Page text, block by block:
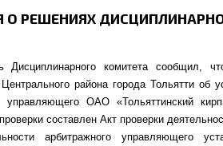
РЕШЕНИЯХ
Дисциплинарного комитета сообщил,
района города Тольятти об
управляющего ОАО «Тольяттинский
составлен Акт проверки
арбитражного управляющего